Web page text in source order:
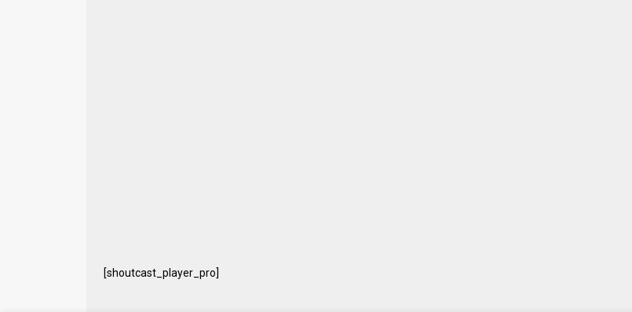
[shoutcast_player_pro]